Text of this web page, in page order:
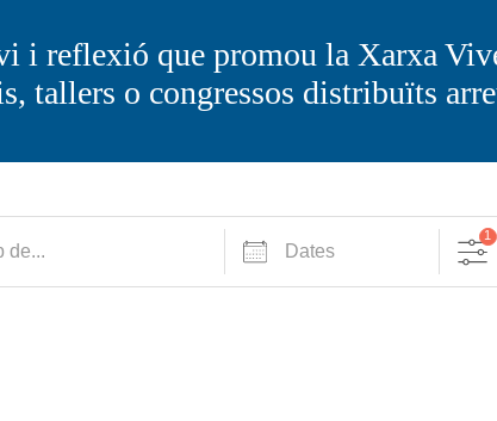
i reflexió que promou la Xarxa
tallers o congressos distribuïts
Dates
1